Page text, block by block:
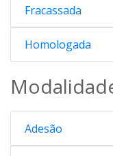
Fracassada
Homologada
Adesão